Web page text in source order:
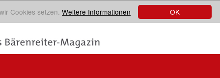
OK
Cookies setzen. Weitere Informationen